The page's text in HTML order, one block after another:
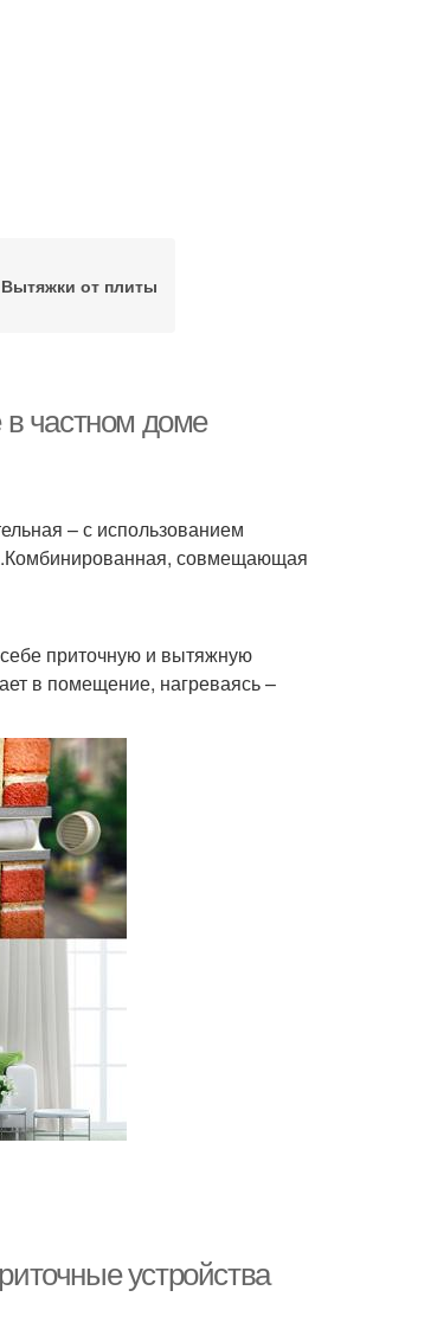
Вытяжки от плиты
в частном доме
– с использованием
совмещающая
приточную и вытяжную
в помещение, нагреваясь –
устройства